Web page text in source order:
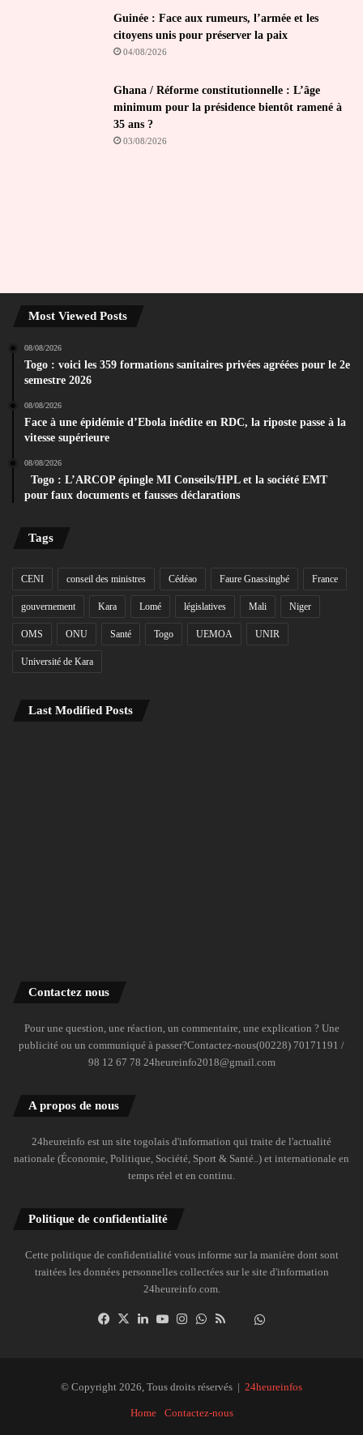
Guinée : Face aux rumeurs, l’armée et les
citoyens unis pour préserver la paix
04/08/2026
Ghana / Réforme constitutionnelle : L’âge
minimum pour la présidence bientôt ramené à
35 ans ?
03/08/2026
Most Viewed Posts
08/08/2026
Togo : voici les 359 formations sanitaires privées agréées pour le 2e
semestre 2026
08/08/2026
Face à une épidémie d’Ebola inédite en RDC, la riposte passe à la
vitesse supérieure
08/08/2026
Togo : L’ARCOP épingle MI Conseils/HPL et la société EMT
pour faux documents et fausses déclarations
Tags
CENI conseil des ministres Cédéao Faure Gnassingbé France
gouvernement Kara Lomé législatives Mali Niger
OMS ONU Santé Togo UEMOA UNIR
Université de Kara
Last Modified Posts
Contactez nous
Pour une question, une réaction, un commentaire, une explication ? Une
publicité ou un communiqué à passer?Contactez-nous(00228) 70171191 /
98 12 67 78 24heureinfo2018@gmail.com
A propos de nous
24heureinfo est un site togolais d'information qui traite de l'actualité
nationale (Économie, Politique, Société, Sport & Santé..) et internationale en
temps réel et en continu.
Politique de confidentialité
Cette politique de confidentialité vous informe sur la manière dont sont
traitées les données personnelles collectées sur le site d'information
24heureinfo.com.
Facebook
X LinkedinYouTubeInstagramWhatsAppDailymotion
© Copyright 2026, Tous droits réservés | 24heureinfos
Home Contactez-nous